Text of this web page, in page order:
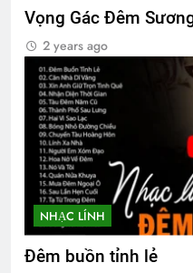
3 Years Ago
MỘT
Vọng Gác Đêm
2 years ago
NHẠC LÍNH
Đêm buồn tỉnh lẻ